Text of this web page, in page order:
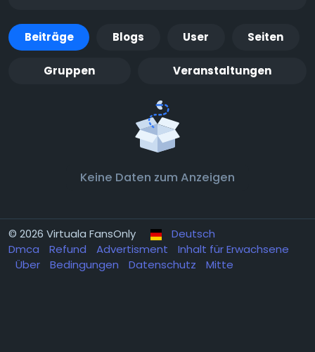
Beiträge Blogs User Seiten
Gruppen Veranstaltungen
Keine Daten zum Anzeigen
© 2026 Virtuala FansOnly
Deutsch
Dmca
Refund Advertisment
Inhalt für Erwachsene
Über
Bedingungen Datenschutz Mitte